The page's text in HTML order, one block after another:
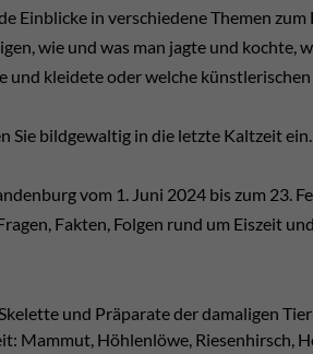
Einblicke in verschiedene Themen zum
wie und was man jagte und kochte,
kleidete oder welche
Sie bildgewaltig in die letzte Kaltzeit ein.
vom 1. Juni 2024 bis zum 23.
Fakten, Folgen rund um Eiszeit
und Präparate der damaligen
Mammut, Höhlenlöwe, Riesenhirsch,